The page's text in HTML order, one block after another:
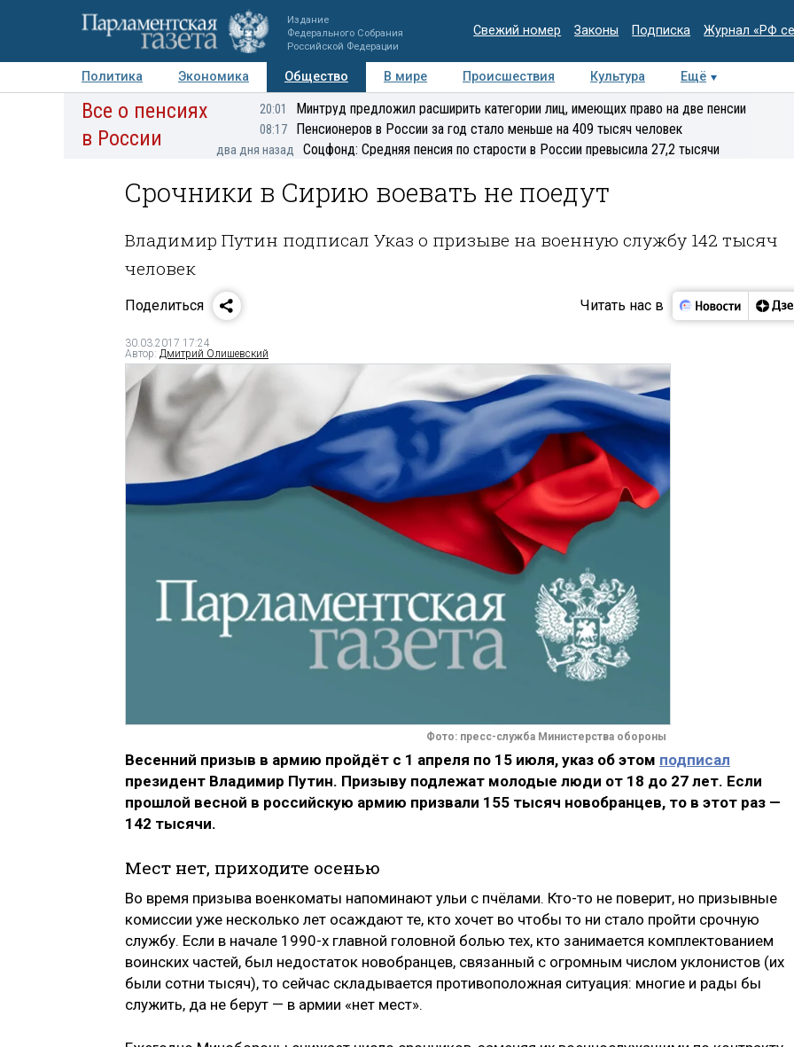
Издание
Федерального Собрания
Российской Федерации
Свежий номер Законы Подписка Журнал «РФ
Политика Экономика Общество В мире Происшествия Культура Ещё
Авторы Персоны Мнения Регионы Медиацентр Интервью Колумнисты
Деловая
Все о пенсиях
в России
20:01 Минтруд предложил расширить категории лиц, имеющих право на две пенсии
08:17 Пенсионеров в России за год стало меньше на 409 тысяч человек
два дня назад Соцфонд: Средняя пенсия по старости в России превысила 27,2 тысячи
Срочники в Сирию воевать не поедут
Владимир Путин подписал Указ о призыве на военную службу 142 тысяч
человек
Поделиться Читать нас в
30.03.2017 17:24
Автор: Дмитрий Олишевский
Фото: пресс-служба Министерства обороны
Весенний призыв в армию пройдёт с 1 апреля по 15 июля, указ об этом подписал
президент Владимир Путин. Призыву подлежат молодые люди от 18 до 27 лет. Если
прошлой весной в российскую армию призвали 155 тысяч новобранцев, то в этот раз —
142 тысячи.
Мест нет, приходите осенью
Во время призыва военкоматы напоминают ульи с пчёлами. Кто-то не поверит, но призывные
комиссии уже несколько лет осаждают те, кто хочет во чтобы то ни стало пройти срочную
службу. Если в начале 1990-х главной головной болью тех, кто занимается комплектованием
воинских частей, был недостаток новобранцев, связанный с огромным числом уклонистов (их
были сотни тысяч), то сейчас складывается противоположная ситуация: многие и рады бы
служить, да не берут — в армии «нет мест».